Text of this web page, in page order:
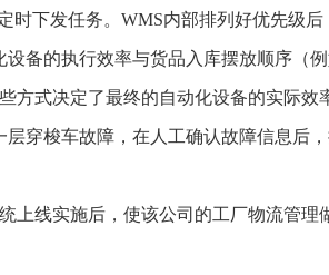
定时下发任务。WMS内部排列好优先级
设备的执行效率与货品入库摆放顺序
方式决定了最终的自动化设备的实际效
层穿梭车故障，在人工确认故障信息
上线实施后，使该公司的工厂物流管